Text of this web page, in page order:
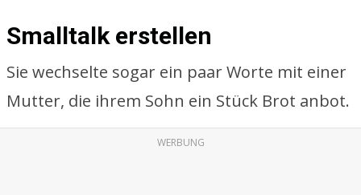
Smalltalk erstellen
Sie wechselte sogar ein paar Worte mit einer
Mutter, die ihrem Sohn ein Stück Brot anbot.
WERBUNG